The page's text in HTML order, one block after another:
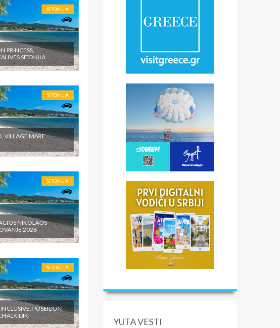
SITONIJA
PRINCESS,
SITONIJA
SITONIJA
VILLAGE MARE
SITONIJA
NIKOLAOS
2026
SITONIJA
POSEIDON
YUTA VESTI